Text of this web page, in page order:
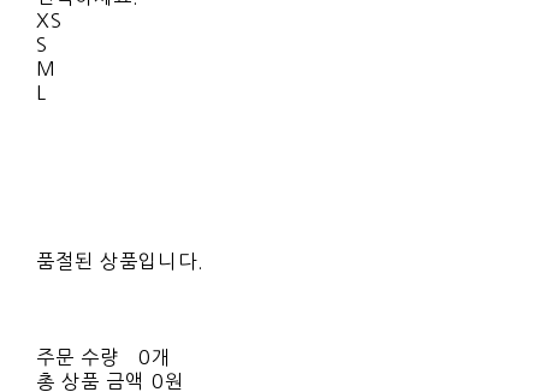
XS
S
M
품절된 상품입니다.
주문 수량
0개
총 상품 금액 0원